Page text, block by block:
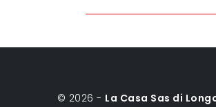
© 2026 - La Casa Sas di